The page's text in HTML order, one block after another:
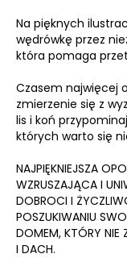
Na pięknych
wędrówkę przez
która pomaga
Czasem najwięcej
zmierzenie się z
lis i koń
których warto się
NAJPIĘKNIEJSZA
WZRUSZAJĄCA I
DOBROCI I
POSZUKIWANIU
DOMEM, KTÓRY NIE
I DACH.